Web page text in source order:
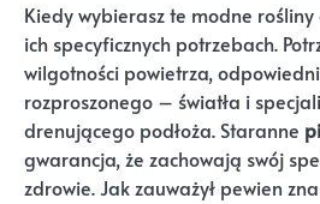
Kiedy wybierasz te modne
ich specyficznych potrzebach.
wilgotności powietrza,
rozproszonego – światła i
drenującego podłoża. Staranne
gwarancja, że zachowają swój
zdrowie. Jak zauważył pewien